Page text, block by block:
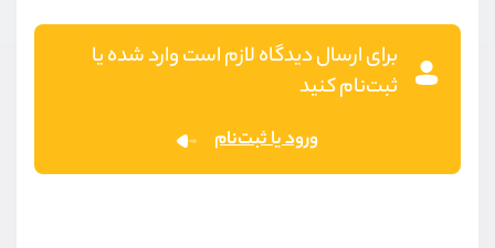
برای ارسال دیدگاه لازم است وارد شده یا
ثبت‌نام کنید
ورود یا ثبت‌نام